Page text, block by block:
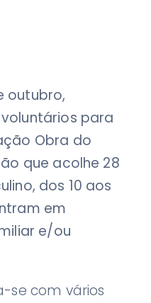
outubro,
para
Obra do
que acolhe 28
dos 10 aos
em
e/ou
se com vários